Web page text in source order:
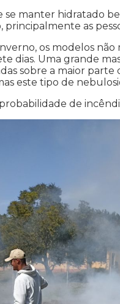
se manter hidratado
principalmente as
os modelos
dias. Uma grande
sobre a maior parte
este tipo de
de